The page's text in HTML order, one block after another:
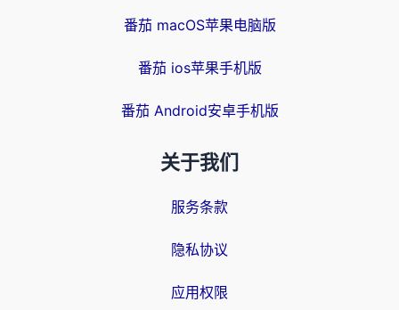
番茄 macOS苹果电脑版
番茄 ios苹果手机版
番茄 Android安卓手机版
关于我们
服务条款
隐私协议
应用权限